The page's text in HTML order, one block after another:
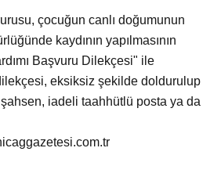
çocuğun canlı doğumunun
kaydının yapılmasının
Başvuru Dilekçesi" ile
eksiksiz şekilde doldurulup
iadeli taahhütlü posta ya da